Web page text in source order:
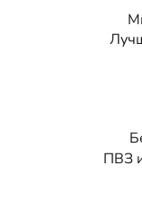
ПВЗ